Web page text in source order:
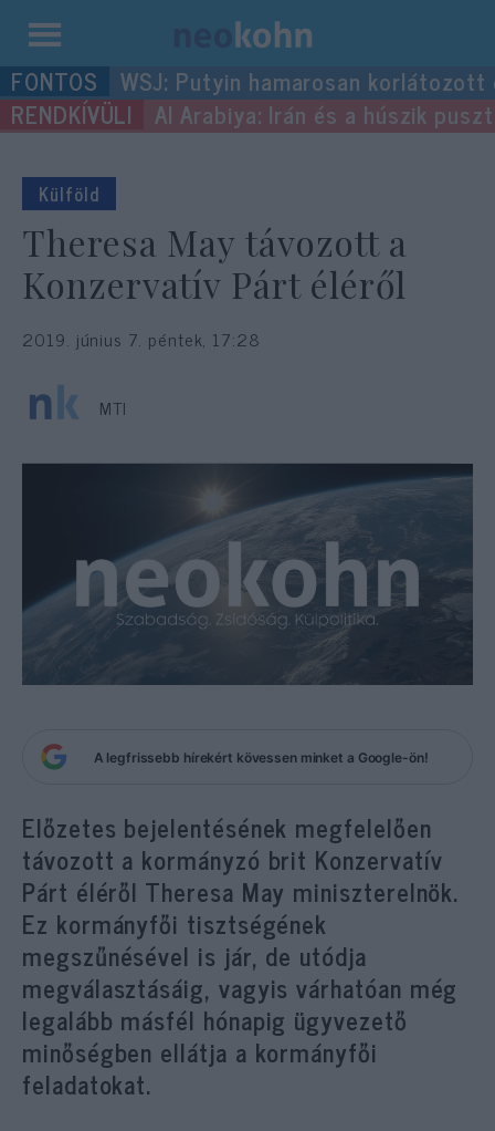
Kilépés
a
tartalomba
WSJ: Putyin hamarosan
Al Arabiya: Irán és a húszik
Külföld
Theresa May távozott a
Konzervatív Párt éléről
2019. június 7. péntek, 17:28
MTI
A legfrissebb hírekért kövessen minket a Google-ön!
Előzetes bejelentésének megfelelően
távozott a kormányzó brit Konzervatív
Párt éléről Theresa May miniszterelnök.
Ez kormányfői tisztségének
megszűnésével is jár, de utódja
megválasztásáig, vagyis várhatóan még
legalább másfél hónapig ügyvezető
minőségben ellátja a kormányfői
feladatokat.